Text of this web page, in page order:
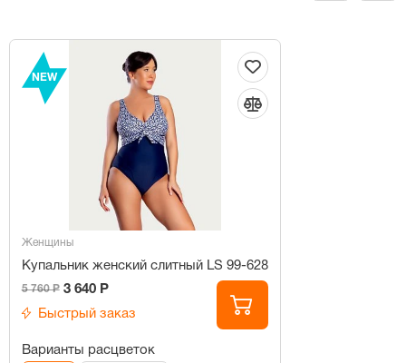
NEW
Женщины
Купальник женский слитный LS 99-628
5 760 Р 3 640 Р
Быстрый заказ
Варианты расцветок